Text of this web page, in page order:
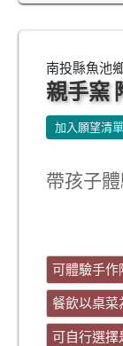
南投縣魚池
親手窯
加入願望清單
帶孩子
可體驗手作
餐飲以桌菜
可自行選擇